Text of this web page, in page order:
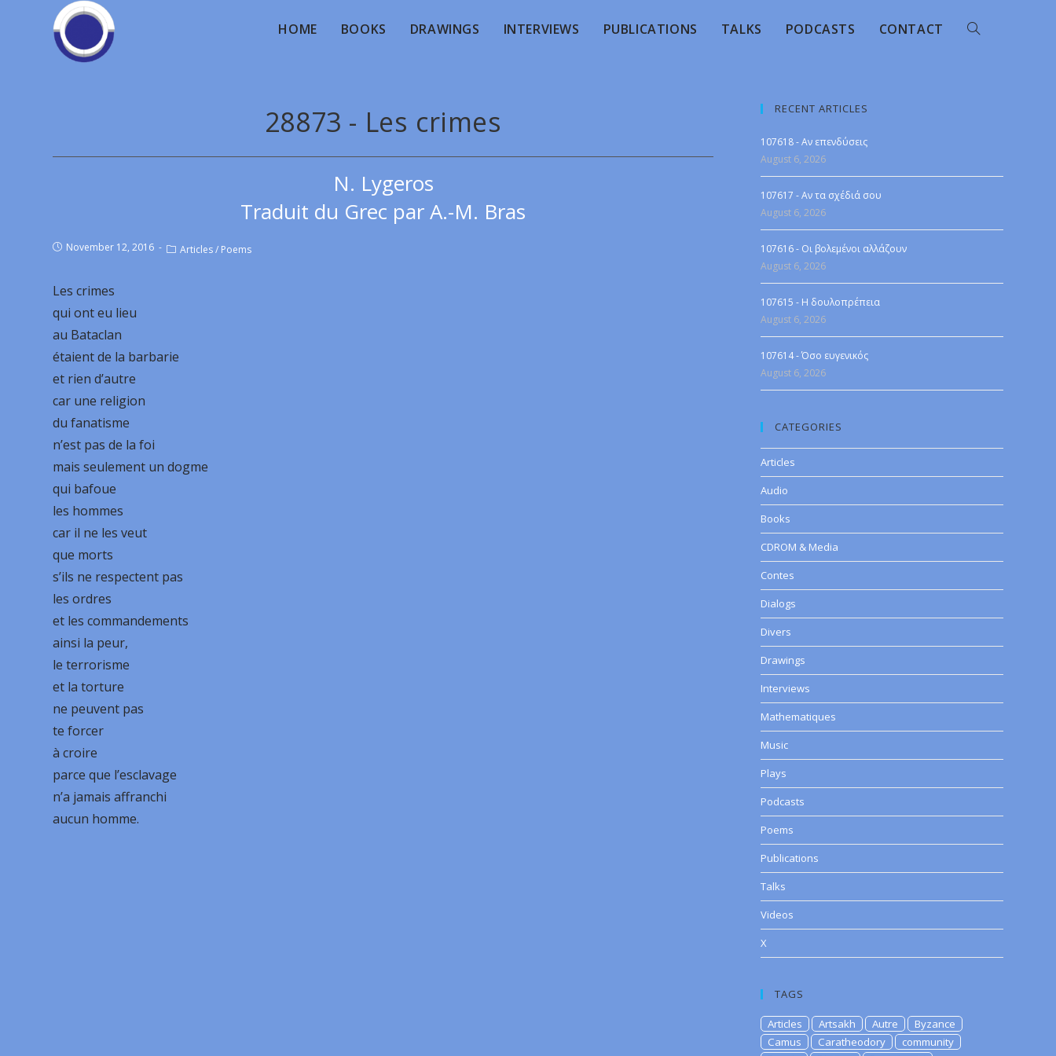
HOME BOOKS DRAWINGS INTERVIEWS PUBLICATIONS TALKS PODCASTS CONTACT
28873 - Les crimes
N. Lygeros
Traduit du Grec par A.-M. Bras
November 12, 2016 Articles/ Poems
Les crimes
qui ont eu lieu
au Bataclan
étaient de la barbarie
et rien d’autre
car une religion
du fanatisme
n’est pas de la foi
mais seulement un dogme
qui bafoue
les hommes
car il ne les veut
que morts
s’ils ne respectent pas
les ordres
et les commandements
ainsi la peur,
le terrorisme
et la torture
ne peuvent pas
te forcer
à croire
parce que l’esclavage
n’a jamais affranchi
aucun homme.
RECENT ARTICLES
107618 - Αν επενδύσεις
August 6, 2026
107617 - Αν τα σχέδιά σου
August 6, 2026
107616 - Οι βολεμένοι αλλάζουν
August 6, 2026
107615 - Η δουλοπρέπεια
August 6, 2026
107614 - Όσο ευγενικός
August 6, 2026
CATEGORIES
Articles
Audio
Books
CDROM & Media
Contes
Dialogs
Divers
Drawings
Interviews
Mathematiques
Music
Plays
Podcasts
Poems
Publications
Talks
Videos
X
TAGS
Articles Artsakh Autre
Byzance
Camus
Caratheodory
community